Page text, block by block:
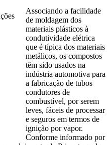
Associando a facilidade
de moldagem dos
materiais plásticos à
condutividade elétrica
que é típica dos materiais
metálicos, os compostos
têm sido usados na
indústria automotiva para
a fabricação de tubos
condutores de
combustível, por serem
leves, fáceis de processar
e seguros em termos de
ignição por vapor.
Conforme informado por